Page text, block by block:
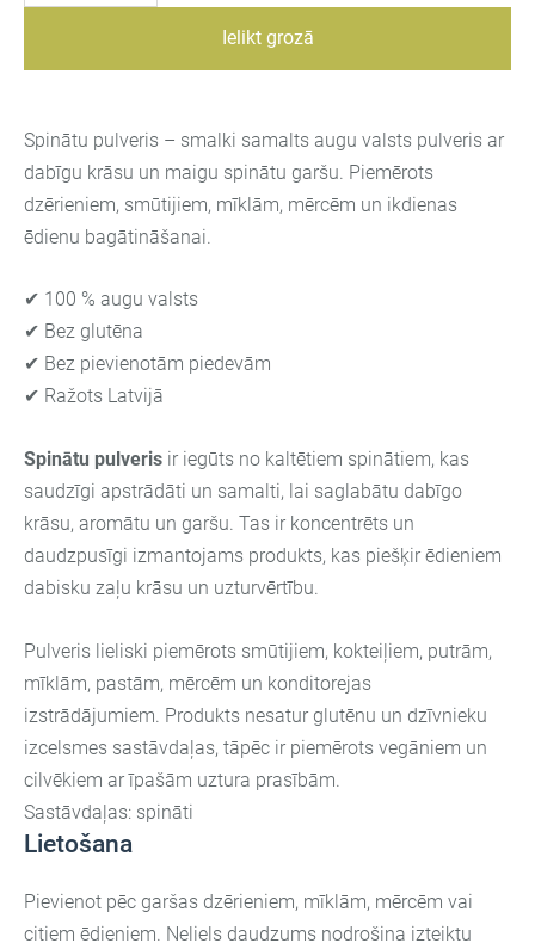
Ielikt grozā
Spinātu pulveris – smalki samalts augu valsts pulveris ar
dabīgu krāsu un maigu spinātu garšu. Piemērots
dzērieniem, smūtijiem, mīklām, mērcēm un ikdienas
ēdienu bagātināšanai.
✔ 100 % augu valsts
✔ Bez glutēna
✔ Bez pievienotām piedevām
✔ Ražots Latvijā
Spinātu pulveris ir iegūts no kaltētiem spinātiem, kas
saudzīgi apstrādāti un samalti, lai saglabātu dabīgo
krāsu, aromātu un garšu. Tas ir koncentrēts un
daudzpusīgi izmantojams produkts, kas piešķir ēdieniem
dabisku zaļu krāsu un uzturvērtību.
Pulveris lieliski piemērots smūtijiem, kokteiļiem, putrām,
mīklām, pastām, mērcēm un konditorejas
izstrādājumiem. Produkts nesatur glutēnu un dzīvnieku
izcelsmes sastāvdaļas, tāpēc ir piemērots vegāniem un
cilvēkiem ar īpašām uztura prasībām.
Sastāvdaļas: spināti
Lietošana
Pievienot pēc garšas dzērieniem, mīklām, mērcēm vai
citiem ēdieniem. Neliels daudzums nodrošina izteiktu